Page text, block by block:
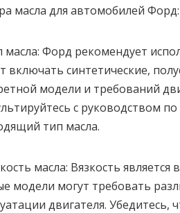
масла для автомобилей Форд:
масла: Форд рекомендует
включать синтетические,
модели и требований
с руководством
тип масла.
масла: Вязкость
модели могут требовать
двигателя.